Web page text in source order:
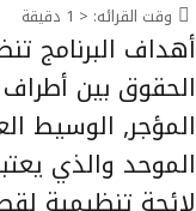
وقت القرائه: < 1 دقيقة
أهداف البرنامج
الحقوق بين أطراف
المؤجر, الوسيط
الموحد والذي